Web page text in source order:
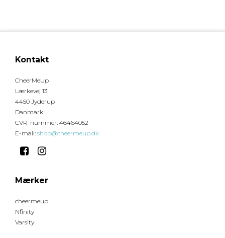
Kontakt
CheerMeUp
Lærkevej 13
4450 Jyderup
Danmark
CVR-nummer: 46464052
E-mail: shop@cheermeup.dk
Mærker
cheermeup
Nfinity
Varsity